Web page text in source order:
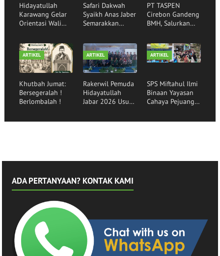
Hidayatullah
Karawang Gelar
Orientasi Wali
Generasi Qurani
Safari Dakwah
Syaikh Anas Jaber
Semarakkan
Garut
PT TASPEN
Cirebon Gandeng
BMH, Salurkan
Binaan
ARTIKEL
Khutbah Jumat:
Bersegeralah !
Berlombalah !
ARTIKEL
Rakerwil Pemuda
Hidayatullah
Jabar 2026 Usung
ARTIKEL
SPS Miftahul Ilmi
Binaan Yayasan
Cahaya Pejuang
ADA PERTANYAAN? KONTAK KAMI